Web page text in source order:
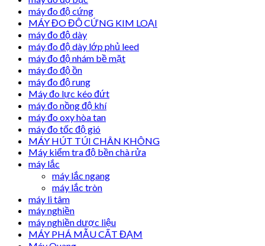
máy đo độ cứng
MÁY ĐO ĐỘ CỨNG KIM LOẠI
máy đo độ dày
máy đo độ dày lớp phủ leed
máy đo độ nhám bề mặt
máy đo độ ồn
máy đo độ rung
Máy đo lực kéo đứt
máy đo nồng độ khí
máy đo oxy hòa tan
máy đo tốc độ gió
MÁY HÚT TÚI CHÂN KHÔNG
Máy kiểm tra độ bền chà rửa
máy lắc
máy lắc ngang
máy lắc tròn
máy li tâm
máy nghiền
máy nghiền dược liệu
MÁY PHÁ MẪU CẤT ĐẠM